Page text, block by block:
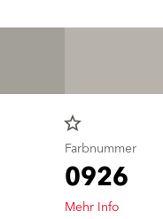
star_border
Farbnummer
0926
Mehr Info